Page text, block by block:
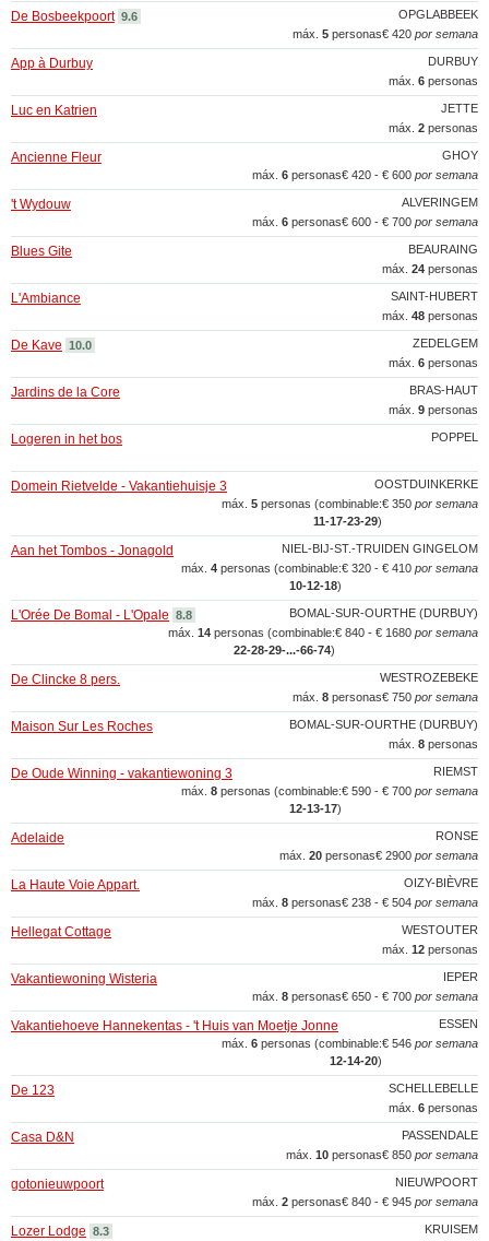
OPGLABBEEK
De Bosbeekpoort 9.6
€ 420 por semana
máx. 5 personas
DURBUY
App à Durbuy
máx. 6 personas
JETTE
Luc en Katrien
máx. 2 personas
GHOY
Ancienne Fleur
€ 420 - € 600 por semana
máx. 6 personas
ALVERINGEM
't Wydouw
€ 600 - € 700 por semana
máx. 6 personas
BEAURAING
Blues Gite
máx. 24 personas
SAINT-HUBERT
L'Ambiance
máx. 48 personas
ZEDELGEM
De Kave 10.0
máx. 6 personas
BRAS-HAUT
Jardins de la Core
máx. 9 personas
POPPEL
Logeren in het bos
OOSTDUINKERKE
Domein Rietvelde - Vakantiehuisje 3
€ 350 por semana
máx. 5 personas (combinable:
11‑17‑23‑29)
NIEL-BIJ-ST.-TRUIDEN GINGELOM
Aan het Tombos - Jonagold
€ 320 - € 410 por semana
máx. 4 personas (combinable:
10‑12‑18)
BOMAL-SUR-OURTHE (DURBUY)
L'Orée De Bomal - L'Opale 8.8
€ 840 - € 1680 por semana
máx. 14 personas (combinable:
22‑28‑29‑...‑66‑74)
WESTROZEBEKE
De Clincke 8 pers.
€ 750 por semana
máx. 8 personas
BOMAL-SUR-OURTHE (DURBUY)
Maison Sur Les Roches
máx. 8 personas
RIEMST
De Oude Winning - vakantiewoning 3
€ 590 - € 700 por semana
máx. 8 personas (combinable:
12‑13‑17)
RONSE
Adelaide
€ 2900 por semana
máx. 20 personas
OIZY-BIÈVRE
La Haute Voie Appart.
€ 238 - € 504 por semana
máx. 8 personas
WESTOUTER
Hellegat Cottage
máx. 12 personas
IEPER
Vakantiewoning Wisteria
€ 650 - € 700 por semana
máx. 8 personas
ESSEN
Vakantiehoeve Hannekentas - 't Huis van Moetje Jonne
€ 546 por semana
máx. 6 personas (combinable:
12‑14‑20)
SCHELLEBELLE
De 123
máx. 6 personas
PASSENDALE
Casa D&N
€ 850 por semana
máx. 10 personas
NIEUWPOORT
gotonieuwpoort
€ 840 - € 945 por semana
máx. 2 personas
KRUISEM
Lozer Lodge 8.3